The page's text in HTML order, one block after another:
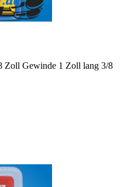
Zoll Gewinde 1 Zoll lang 3/8